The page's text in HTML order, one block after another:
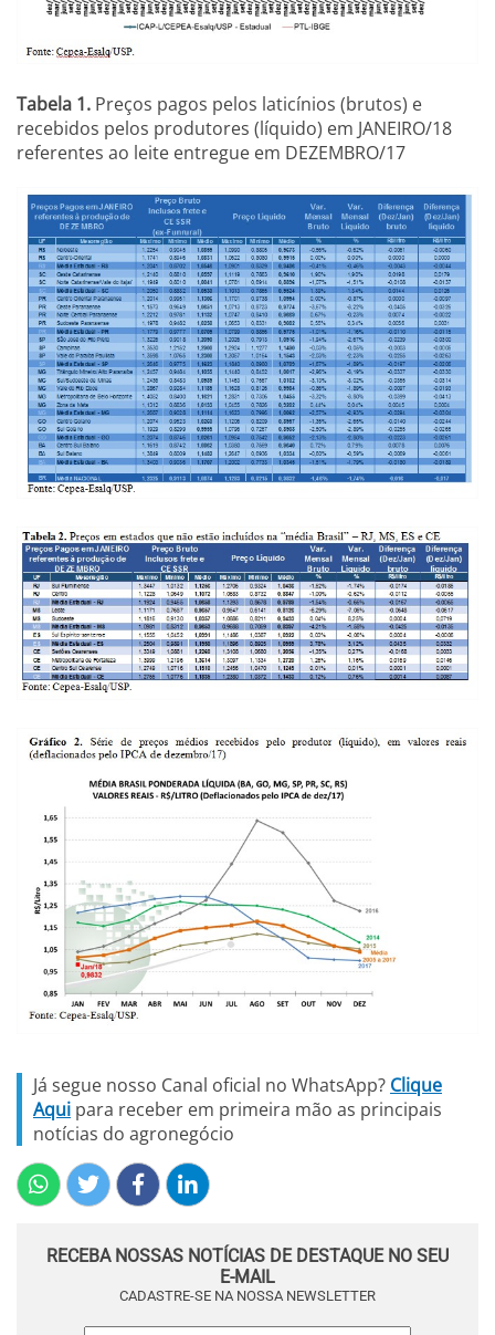
Tabela 1. Preços pagos pelos laticínios (brutos) e
recebidos pelos produtores (líquido) em JANEIRO/18
referentes ao leite entregue em DEZEMBRO/17
Já segue nosso Canal oficial no WhatsApp? Clique
Aqui para receber em primeira mão as principais
notícias do agronegócio
RECEBA NOSSAS NOTÍCIAS DE DESTAQUE NO SEU
E-MAIL
CADASTRE-SE NA NOSSA NEWSLETTER